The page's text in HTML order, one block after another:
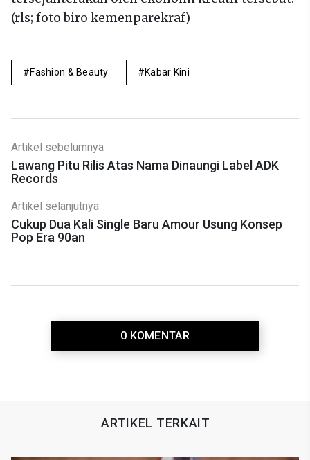
(rls; foto biro kemenparekraf)
Fashion & Beauty Kabar Kini
Artikel sebelumnya
Lawang Pitu Rilis Atas Nama Dinaungi Label ADK
Records
Artikel selanjutnya
Cukup Dua Kali Single Baru Amour Usung Konsep
Pop Era 90an
0 KOMENTAR
ARTIKEL TERKAIT